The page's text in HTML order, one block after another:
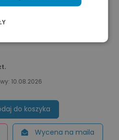
10.08.2026
do koszyka
Wycena na maila